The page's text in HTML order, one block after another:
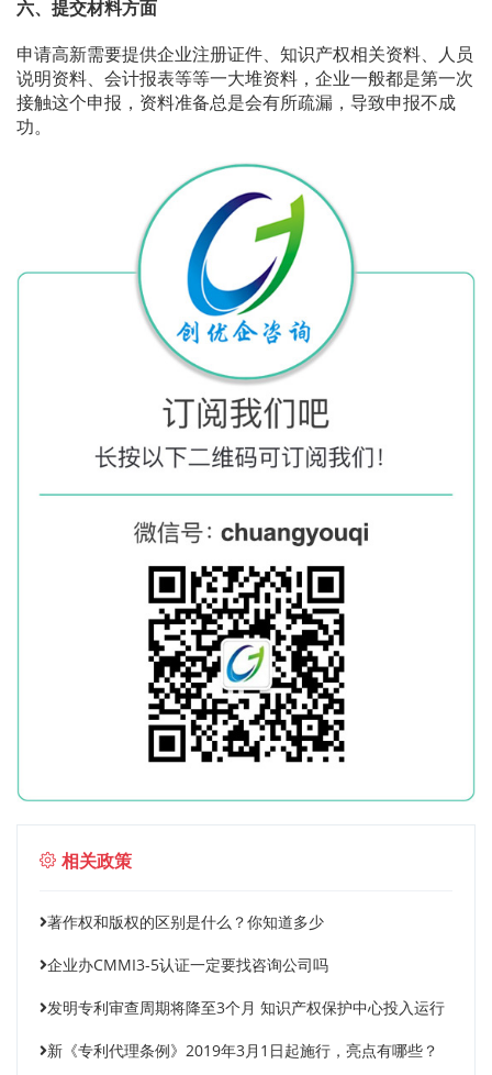
六、提交材料方面
申请高新需要提供企业注册证件、知识产权相关资料、人员
说明资料、会计报表等等一大堆资料，企业一般都是第一次
接触这个申报，资料准备总是会有所疏漏，导致申报不成
功。
相关政策
著作权和版权的区别是什么？你知道多少
企业办CMMI3-5认证一定要找咨询公司吗
发明专利审查周期将降至3个月 知识产权保护中心投入运行
新《专利代理条例》2019年3月1日起施行，亮点有哪些？